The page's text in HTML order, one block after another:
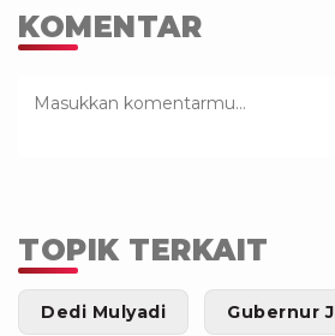
KOMENTAR
TOPIK TERKAIT
Dedi Mulyadi Gubernur